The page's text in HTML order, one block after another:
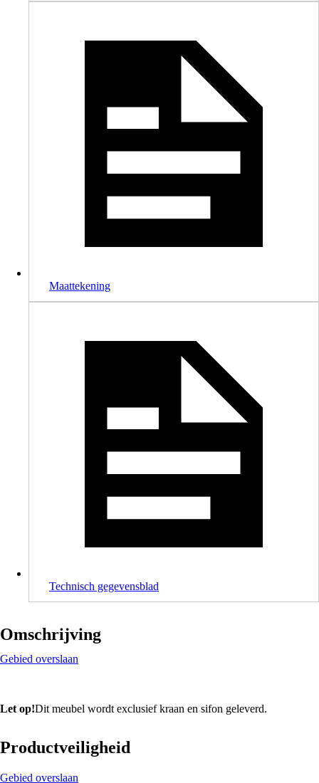
Maattekening
Technisch gegevensblad
Omschrijving
Gebied overslaan
Let op!Dit meubel wordt exclusief kraan en sifon geleverd.
Productveiligheid
Gebied overslaan